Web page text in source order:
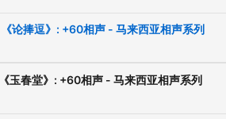
论捧逗》: +60相声 - 马来西亚相声系列
玉春堂》: +60相声 - 马来西亚相声系列